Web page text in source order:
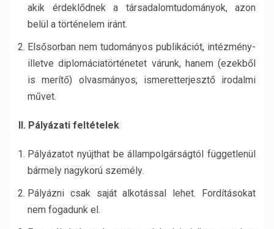
akik érdeklődnek a társadalomtudományok, azon
belül a történelem iránt.
Elsősorban nem tudományos publikációt, intézmény-
illetve diplomáciatörténetet várunk, hanem (ezekből
is merítő) olvasmányos, ismeretterjesztő irodalmi
művet.
II. Pályázati feltételek
Pályázatot nyújthat be állampolgárságtól függetlenül
bármely nagykorú személy.
Pályázni csak saját alkotással lehet. Fordításokat
nem fogadunk el.